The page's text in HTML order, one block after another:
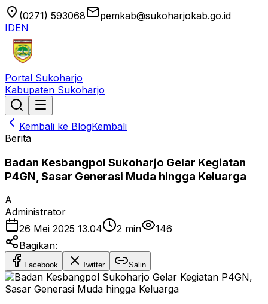
location_on (0271) 593068emailpemkab@sukoharjokab.go.id
IDEN
Portal Sukoharjo
Kabupaten Sukoharjo
Kembali ke BlogKembali
Berita
Badan Kesbangpol Sukoharjo Gelar Kegiatan
P4GN, Sasar Generasi Muda hingga Keluarga
A
Administrator
26 Mei 2025 13.04
2 min
146
Bagikan:
Facebook Twitter Salin